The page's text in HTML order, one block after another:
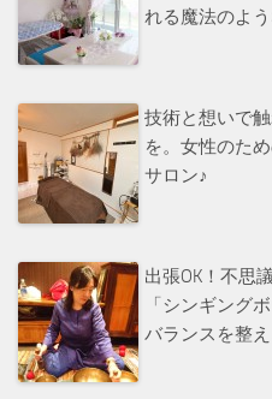
れる魔法のよう
技術と想いで
を。女性のた
サロン♪
出張OK！不思
「シンギング
バランスを整